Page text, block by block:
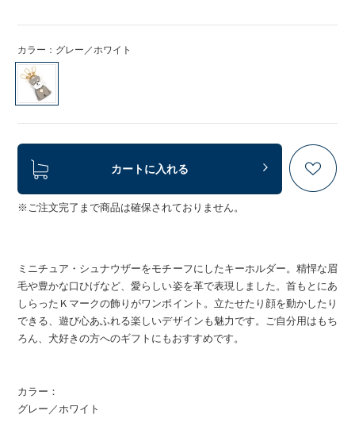
カラー：グレー／ホワイト
カートに入れる
※ご注文完了まで商品は確保されておりません。
ミニチュア・シュナウザーをモチーフにしたキーホルダー。精悍な眉
毛や豊かな口ひげなど、愛らしい姿を革で表現しました。首もとにあ
しらったＫマークの飾りがワンポイント。立たせたり顔を動かしたり
できる、遊び心あふれる楽しいデザインも魅力です。ご自分用はもち
ろん、犬好きの方へのギフトにもおすすめです。
カラー：
グレー／ホワイト